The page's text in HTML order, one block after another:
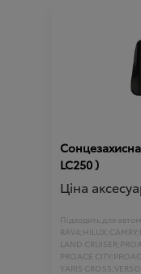
LC250 )
Ціна
Підходить для
RAV4;HILUX;CAMRY;
LAND CRUISER;
PROACE CITY;
YARIS CROSS;